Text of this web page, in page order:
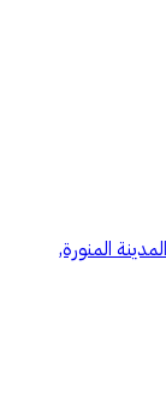
المنورة,